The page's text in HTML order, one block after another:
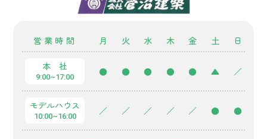
営業時間 月 火 水 木 金 土 日
本 社
9:00~17:00 ● ● ● ● ● ▲ ／
モデルハウス
10:00~16:00 ／ ／ ／ ／ ／ ● ●